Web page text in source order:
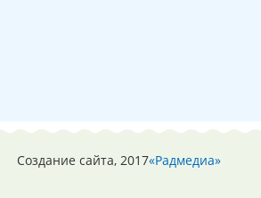
Создание сайта, 2017«Радмедиа»